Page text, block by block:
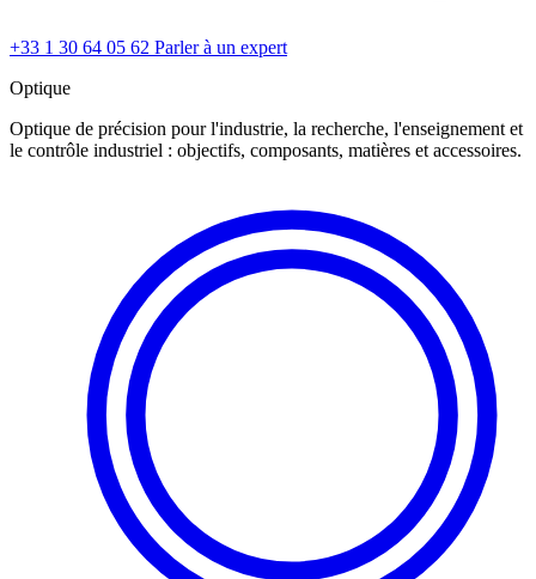
+33 1 30 64 05 62 Parler à un expert
Optique
Optique de précision pour l'industrie, la recherche, l'enseignement et
le contrôle industriel : objectifs, composants, matières et accessoires.